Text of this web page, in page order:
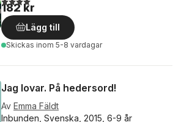
182 kr
Lägg till
Skickas inom 5-8 vardagar
Jag lovar. På hedersord!
Av Emma Fäldt
Inbunden, Svenska, 2015, 6-9 år